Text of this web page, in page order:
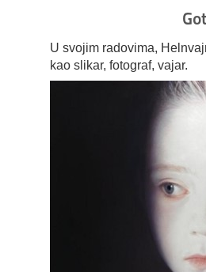
U svojim radovima,
kao slikar, fotograf, vajar.